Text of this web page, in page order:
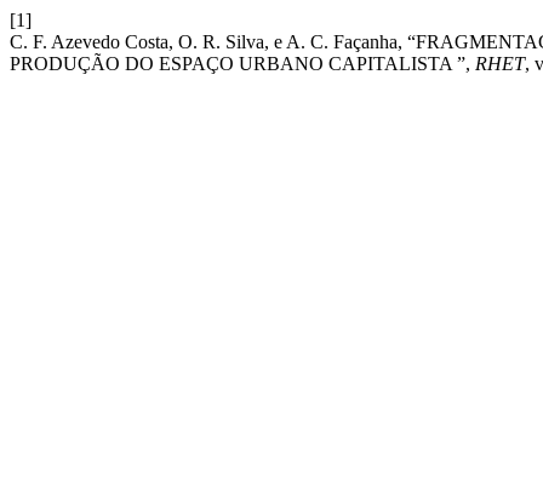
[1]
C. F. Azevedo Costa, O. R. Silva, e A. C. Façanha,
PRODUÇÃO DO ESPAÇO URBANO CAPITALISTA ”, RHET,